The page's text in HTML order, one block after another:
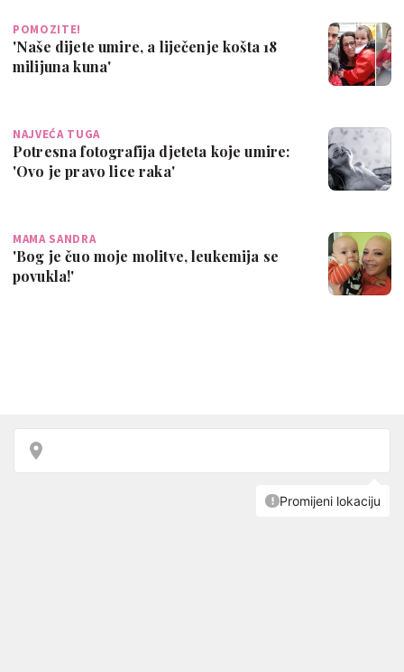
POMOZITE!
'Naše dijete umire, a liječenje košta 18
milijuna kuna'
NAJVEĆA TUGA
Potresna fotografija djeteta koje umire:
'Ovo je pravo lice raka'
MAMA SANDRA
'Bog je čuo moje molitve, leukemija se
povukla!'